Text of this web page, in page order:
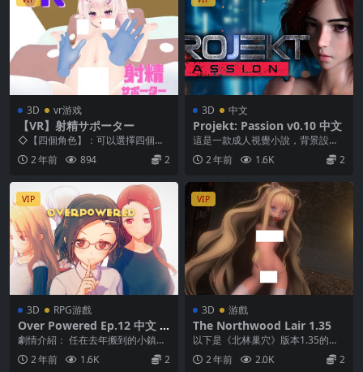
3D vr游戏
【VR】射精サポーター
◇【四個角色】：可以選擇四個角
色進行遊戲（隨著更新逐步添加，
預計在7月底至8月初...
2 年前 894 2
3D 中文
Projekt: Passion v0.10 中文
這是一款成人視覺小說，背景設定
在一個原創的未來科幻/賽博朋克世
界中。這款遊戲重點...
2 年前 1.6K 2
VIP
3D RPG游戲
Over Powered Ep.12 中文 P
C+Android
劇情介紹： 任在去年搬到的小鎮上
過著平靜的生活。 然而，一連串的
意外事件將讓他的...
2 年前 1.6K 2
VIP
3D 游戲
The Northwood Lair 1.35
以下是《北林巢穴》版本1.35的更
新說明： – 新增了4個新H動畫 – 新
增了1...
2 年前 2.0K 2